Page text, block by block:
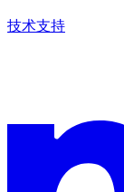
技术支持